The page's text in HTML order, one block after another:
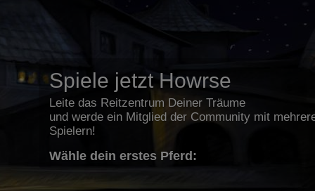
Spiele jetzt Howrse
Leite das Reitzentrum Deiner Träume
und werde ein Mitglied der Community mit
Spielern!
Wähle dein erstes Pferd: